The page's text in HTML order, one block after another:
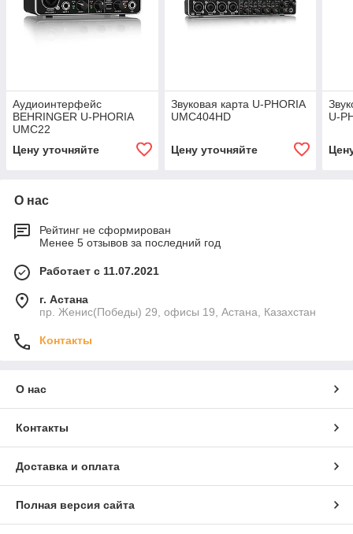
Аудиоинтерфейс
BEHRINGER U-PHORIA
UMC22
Цену уточняйте
Звуковая карта U-PHORIA
UMC404HD
Цену уточняйте
U-
О нас
Рейтинг не сформирован
Менее 5 отзывов за последний год
Работает с 11.07.2021
г. Астана
пр. Женис(Победы) 29, офисы 19, Астана, Казахстан
Контакты
О нас
Контакты
Доставка и оплата
Полная версия сайта